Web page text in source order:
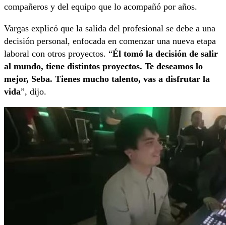
compañeros y del equipo que lo acompañó por años.
Vargas explicó que la salida del profesional se debe a una
decisión personal, enfocada en comenzar una nueva etapa
laboral con otros proyectos. “Él tomó la decisión de salir
al mundo, tiene distintos proyectos. Te deseamos lo
mejor, Seba. Tienes mucho talento, vas a disfrutar la
vida”, dijo.